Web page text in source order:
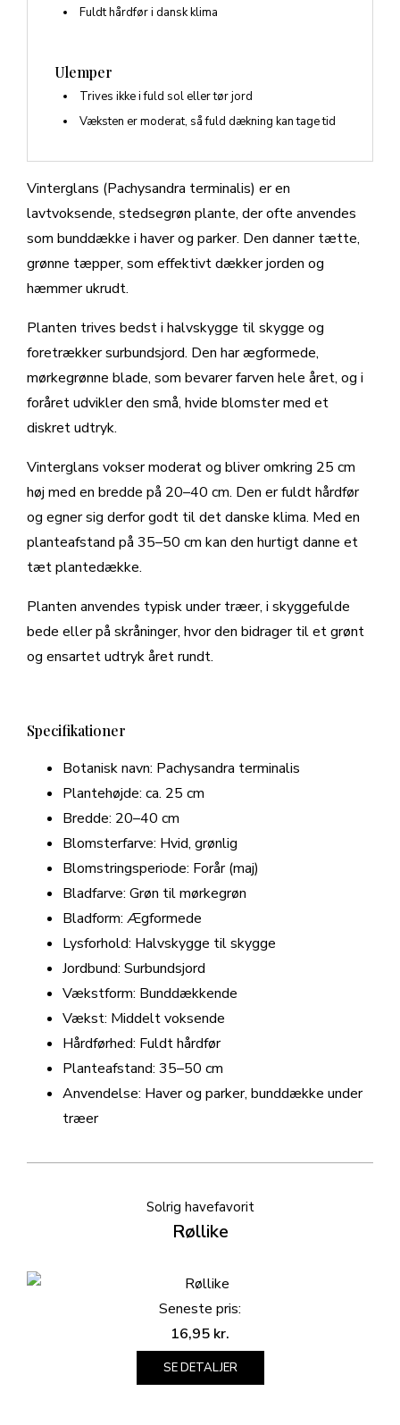
Vinterglans (Pachysandra terminalis) er en
lavtvoksende, stedsegrøn plante, der ofte anvendes
som bunddække i haver og parker. Den danner tætte,
grønne tæpper, som effektivt dækker jorden og
hæmmer ukrudt.
Planten trives bedst i halvskygge til skygge og
foretrækker surbundsjord. Den har ægformede,
mørkegrønne blade, som bevarer farven hele året, og i
foråret udvikler den små, hvide blomster med et
diskret udtryk.
Vinterglans vokser moderat og bliver omkring 25 cm
høj med en bredde på 20–40 cm. Den er fuldt hårdfør
og egner sig derfor godt til det danske klima. Med en
planteafstand på 35–50 cm kan den hurtigt danne et
tæt plantedække.
Planten anvendes typisk under træer, i skyggefulde
bede eller på skråninger, hvor den bidrager til et grønt
og ensartet udtryk året rundt.
Fuldt hårdfør i dansk klima
Ulemper
Trives ikke i fuld sol eller tør jord
Væksten er moderat, så fuld dækning kan tage tid
Specifikationer
Botanisk navn: Pachysandra terminalis
Plantehøjde: ca. 25 cm
Bredde: 20–40 cm
Blomsterfarve: Hvid, grønlig
Blomstringsperiode: Forår (maj)
Bladfarve: Grøn til mørkegrøn
Bladform: Ægformede
Lysforhold: Halvskygge til skygge
Jordbund: Surbundsjord
Vækstform: Bunddækkende
Vækst: Middelt voksende
Hårdførhed: Fuldt hårdfør
Planteafstand: 35–50 cm
Anvendelse: Haver og parker, bunddække under
træer
Solrig havefavorit
Røllike
Seneste pris:
16,95 kr.
SE DETALJER